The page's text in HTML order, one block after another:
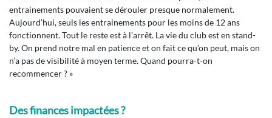
entrainements pouvaient se dérouler presque normalement.
Aujourd’hui, seuls les entrainements pour les moins de 12 ans
fonctionnent. Tout le reste est à l’arrêt. La vie du club est en stand-
by. On prend notre mal en patience et on fait ce qu’on peut, mais on
n’a pas de visibilité à moyen terme. Quand pourra-t-on
recommencer ? »
Des finances impactées ?